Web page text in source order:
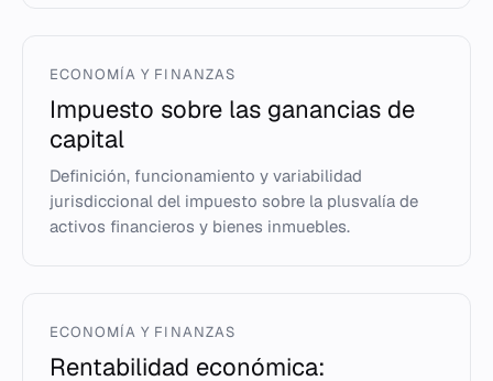
ECONOMÍA Y FINANZAS
Impuesto sobre las ganancias de
capital
Definición, funcionamiento y variabilidad
jurisdiccional del impuesto sobre la plusvalía de
activos financieros y bienes inmuebles.
ECONOMÍA Y FINANZAS
Rentabilidad económica: